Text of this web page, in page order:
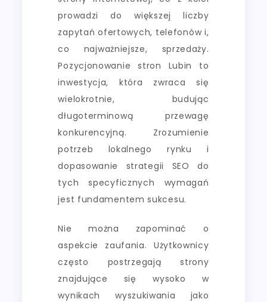
prowadzi do większej liczby
zapytań ofertowych, telefonów i,
co najważniejsze, sprzedaży.
Pozycjonowanie stron Lubin to
inwestycja, która zwraca się
wielokrotnie, budując
długoterminową przewagę
konkurencyjną. Zrozumienie
potrzeb lokalnego rynku i
dopasowanie strategii SEO do
tych specyficznych wymagań
jest fundamentem sukcesu.
Nie można zapominać o
aspekcie zaufania. Użytkownicy
często postrzegają strony
znajdujące się wysoko w
wynikach wyszukiwania jako